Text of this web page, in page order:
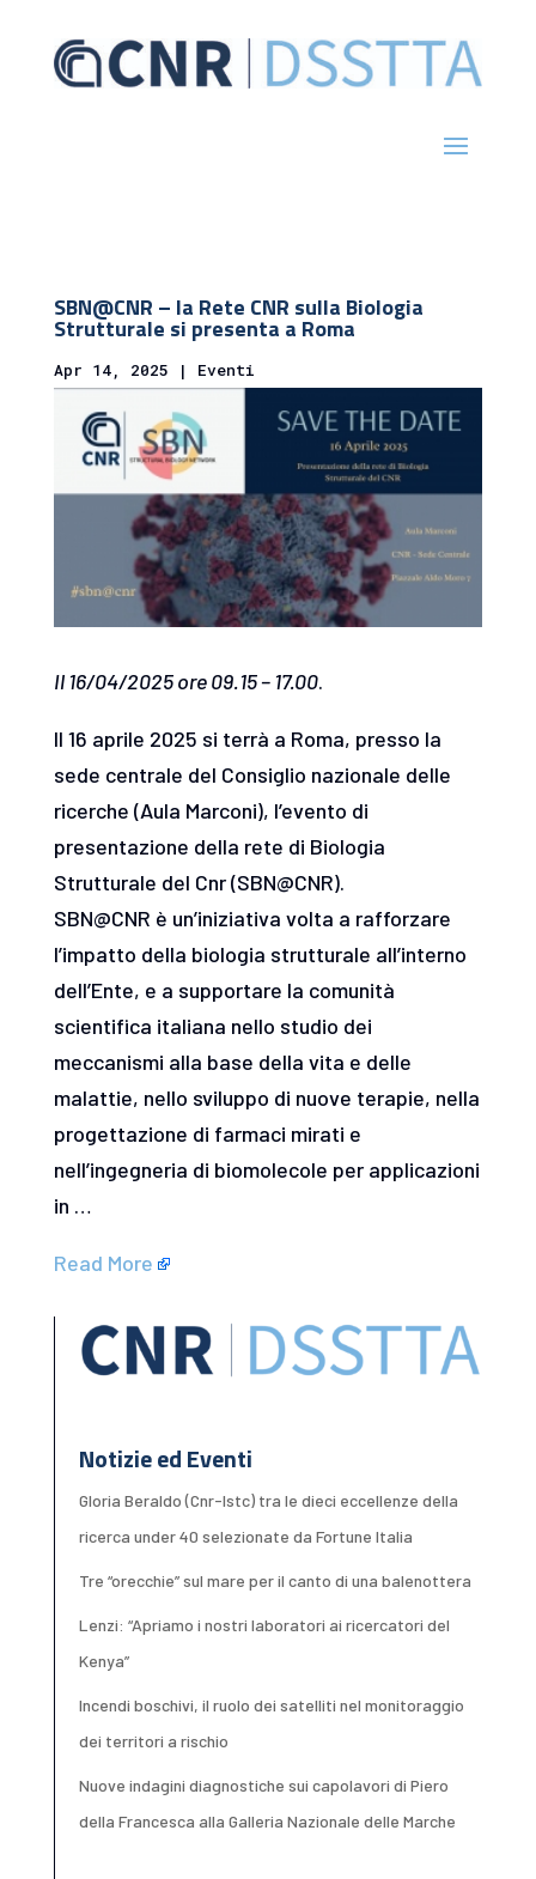
SBN@CNR – la Rete CNR sulla Biologia
Strutturale si presenta a Roma
Apr 14, 2025 | Eventi
Il 16/04/2025 ore 09.15 – 17.00.
Il 16 aprile 2025 si terrà a Roma, presso la
sede centrale del Consiglio nazionale delle
ricerche (Aula Marconi), l’evento di
presentazione della rete di Biologia
Strutturale del Cnr (SBN@CNR).
SBN@CNR è un’iniziativa volta a rafforzare
l’impatto della biologia strutturale all’interno
dell’Ente, e a supportare la comunità
scientifica italiana nello studio dei
meccanismi alla base della vita e delle
malattie, nello sviluppo di nuove terapie, nella
progettazione di farmaci mirati e
nell’ingegneria di biomolecole per applicazioni
in …
Read More
Notizie ed Eventi
Gloria Beraldo (Cnr-Istc) tra le dieci eccellenze della
ricerca under 40 selezionate da Fortune Italia
Tre “orecchie” sul mare per il canto di una balenottera
Lenzi: “Apriamo i nostri laboratori ai ricercatori del
Kenya”
Incendi boschivi, il ruolo dei satelliti nel monitoraggio
dei territori a rischio
Nuove indagini diagnostiche sui capolavori di Piero
della Francesca alla Galleria Nazionale delle Marche